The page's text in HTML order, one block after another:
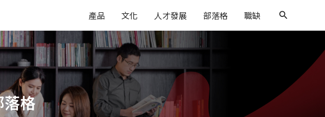
產品 文化 人才發展 部落格 職缺
搜
尋
格